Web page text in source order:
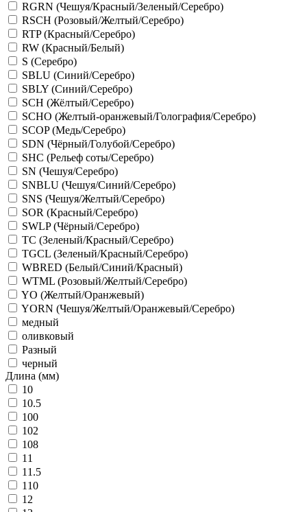
RGRN (Чешуя/Красный/Зеленый/Серебро)
RSCH (Розовый/Желтый/Серебро)
RTP (Красный/Серебро)
RW (Красный/Белый)
S (Серебро)
SBLU (Синий/Серебро)
SBLY (Синий/Серебро)
SCH (Жёлтый/Серебро)
SCHO (Желтый-оранжевый/Голография/Серебро)
SCOP (Медь/Серебро)
SDN (Чёрный/Голубой/Серебро)
SHC (Рельеф соты/Серебро)
SN (Чешуя/Серебро)
SNBLU (Чешуя/Синий/Серебро)
SNS (Чешуя/Желтый/Серебро)
SOR (Красный/Серебро)
SWLP (Чёрный/Серебро)
TC (Зеленый/Красный/Серебро)
TGCL (Зеленый/Красный/Серебро)
WBRED (Белый/Синий/Красный)
WTML (Розовый/Желтый/Серебро)
YO (Желтый/Оранжевый)
YORN (Чешуя/Желтый/Оранжевый/Серебро)
медный
оливковый
Разный
черный
Длина (мм)
10
10.5
100
102
108
11
11.5
110
12